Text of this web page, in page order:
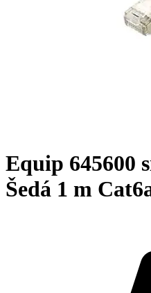
Equip 645600
Šedá 1 m